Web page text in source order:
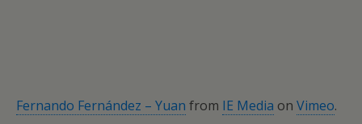
Fernando Fernández – Yuan from IE Media on Vimeo.